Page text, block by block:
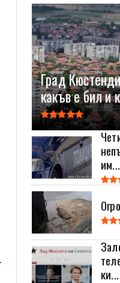
Град
какъв е бил и
им...
ки...